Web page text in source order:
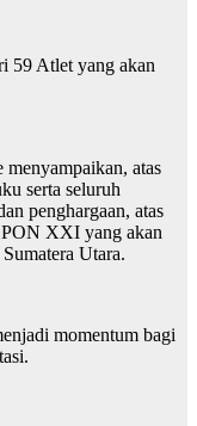
59 Atlet yang akan
atas
serta seluruh
penghargaan, atas
XXI yang akan
Utara.
momentum bagi